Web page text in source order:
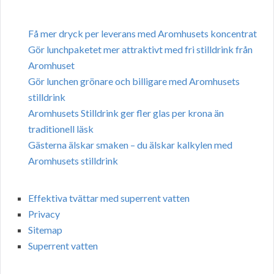
Få mer dryck per leverans med Aromhusets koncentrat
Gör lunchpaketet mer attraktivt med fri stilldrink från
Aromhuset
Gör lunchen grönare och billigare med Aromhusets
stilldrink
Aromhusets Stilldrink ger fler glas per krona än
traditionell läsk
Gästerna älskar smaken – du älskar kalkylen med
Aromhusets stilldrink
Effektiva tvättar med superrent vatten
Privacy
Sitemap
Superrent vatten